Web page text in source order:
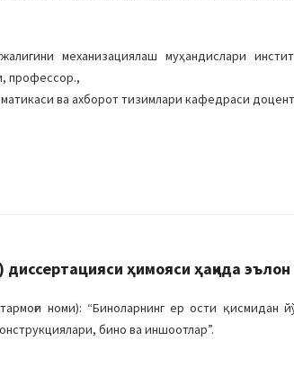
механизациялаш муҳандислари
профессор.,
ва ахборот тизимлари кафедраси
ҳимояси ҳақида эълон
номи): “Биноларнинг ер ости қисмидан
бино ва иншоотлар”.